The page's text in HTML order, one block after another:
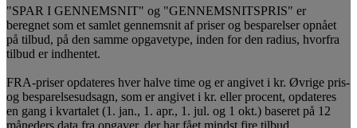
"SPAR I GENNEMSNIT" og "GENNEMSNITSPRIS" er
beregnet som et samlet gennemsnit af priser og besparelser opnået
på tilbud, på den samme opgavetype, inden for den radius, hvorfra
tilbud er indhentet.
FRA-priser opdateres hver halve time og er angivet i kr. Øvrige pris-
og besparelsesudsagn, som er angivet i kr. eller procent, opdateres
en gang i kvartalet (1. jan., 1. apr., 1. jul. og 1 okt.) baseret på 12
måneders data fra opgaver, der har fået mindst fire tilbud.